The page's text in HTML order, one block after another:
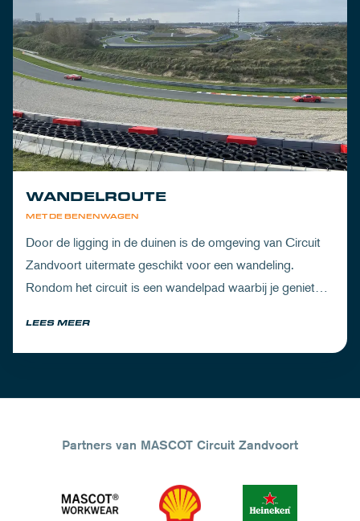
MET DE BENENWAGEN
WANDELROUTE
Door de ligging in de duinen is de omgeving van Circuit
Zandvoort uitermate geschikt voor een wandeling.
Rondom het circuit is een wandelpad waarbij je geniet
LEES MEER
Partners van MASCOT Circuit Zandvoort